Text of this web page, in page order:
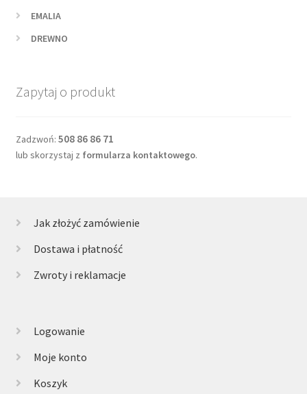
EMALIA
DREWNO
Zapytaj o produkt
Zadzwoń: 508 86 86 71
lub skorzystaj z formularza kontaktowego.
Jak złożyć zamówienie
Dostawa i płatność
Zwroty i reklamacje
Logowanie
Moje konto
Koszyk